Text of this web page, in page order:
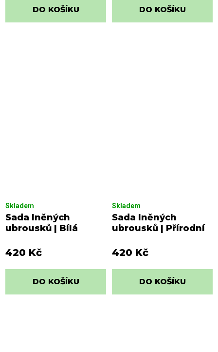
DO KOŠÍKU DO KOŠÍKU
Sada lněných
ubrousků | Bílá
Skladem
420 Kč
DO KOŠÍKU
Sada lněných
ubrousků | Přírodní
Skladem
420 Kč
DO KOŠÍKU